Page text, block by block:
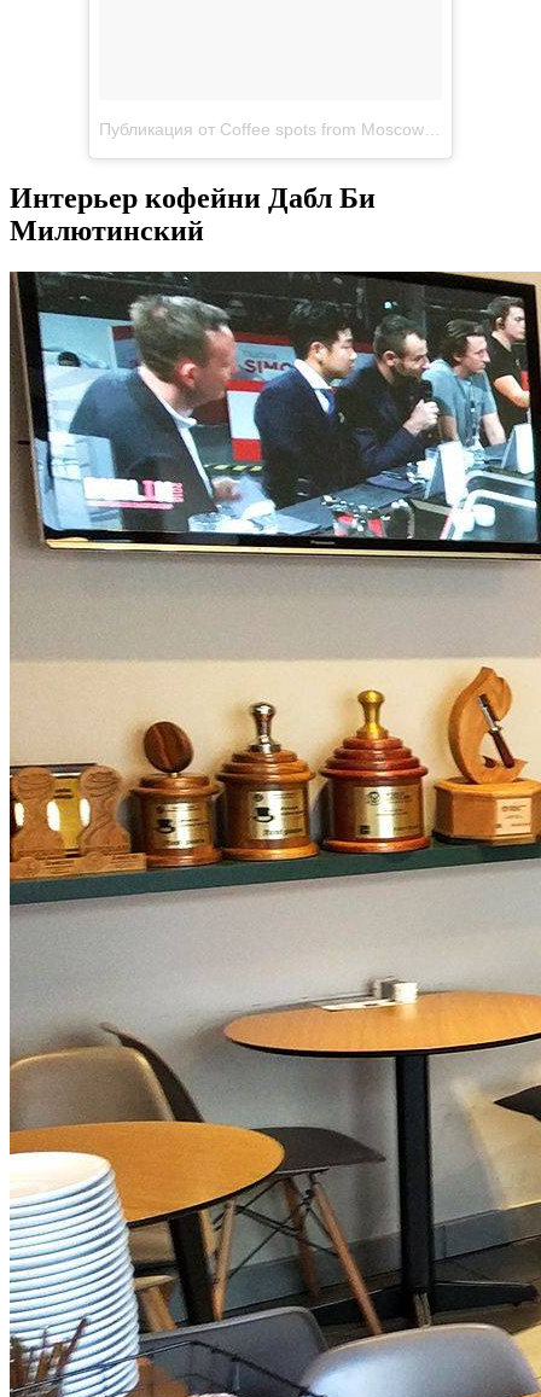
Публикация от Coffee spots from Moscow (@doublebcoffeetea)
Интерьер кофейни Дабл Би
Милютинский